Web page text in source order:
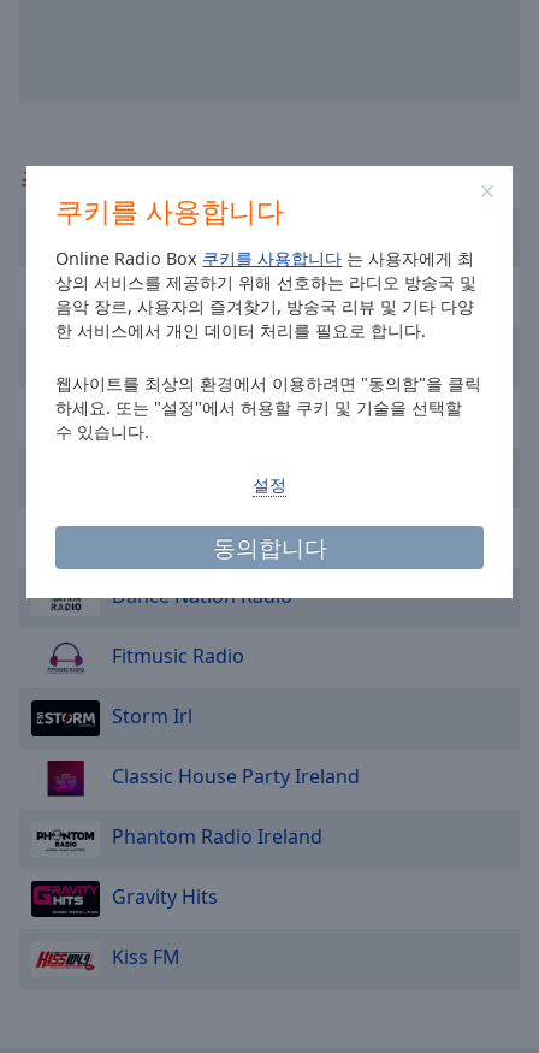
쿠키를 사용합니다
Online Radio Box 쿠키를 사용합니다 는 사용자에게 최
상의 서비스를 제공하기 위해 선호하는 라디오 방송국 및
음악 장르, 사용자의 즐겨찾기, 방송국 리뷰 및 기타 다양
한 서비스에서 개인 데이터 처리를 필요로 합니다.
웹사이트를 최상의 환경에서 이용하려면 "동의함"을 클릭
하세요. 또는 "설정"에서 허용할 쿠키 및 기술을 선택할
수 있습니다.
동의합니다
설정
Picture
Fullscreen
modal
window.
Beginning
close
window.
Text
Color
Opacity
Background
Color
추천
DDM Radio Ireland
TrancePulse Dublin
Classic Dance Hitz
Turbo80s.com
Dance Nation Radio
Fitmusic Radio
Storm Irl
Classic House Party Ireland
Phantom Radio Ireland
Gravity Hits
Kiss FM